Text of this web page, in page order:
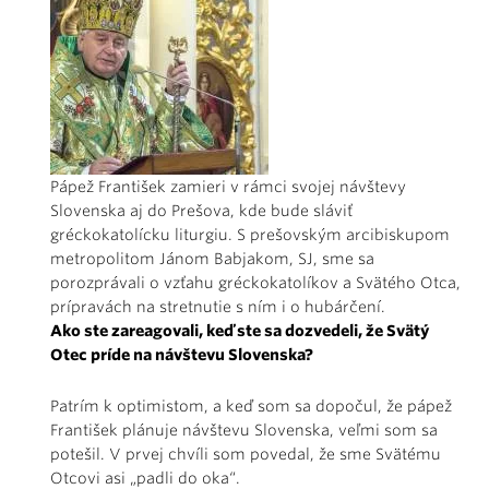
Pápež František zamieri v rámci svojej návštevy
Slovenska aj do Prešova, kde bude sláviť
gréckokatolícku liturgiu. S prešovským arcibiskupom
metropolitom Jánom Babjakom, SJ, sme sa
porozprávali o vzťahu gréckokatolíkov a Svätého Otca,
prípravách na stretnutie s ním i o hubárčení.
Ako ste zareagovali, keď ste sa dozvedeli, že Svätý
Otec príde na návštevu Slovenska?
Patrím k optimistom, a keď som sa dopočul, že pápež
František plánuje návštevu Slovenska, veľmi som sa
potešil. V prvej chvíli som povedal, že sme Svätému
Otcovi asi „padli do oka“.